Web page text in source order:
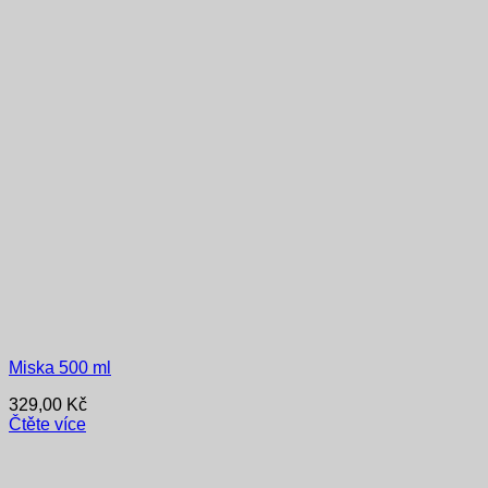
Miska 500 ml
329,00 Kč
Čtěte více